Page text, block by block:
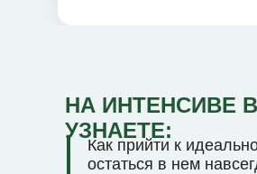
НА ИНТЕНСИВЕ
УЗНАЕТЕ:
Как прийти к
остаться в нем